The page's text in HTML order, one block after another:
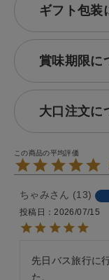
ギフト包装
賞味期限に
大口注文に
ちゃみ 13
投稿日
2026/07/15
先日バス旅行に
た。